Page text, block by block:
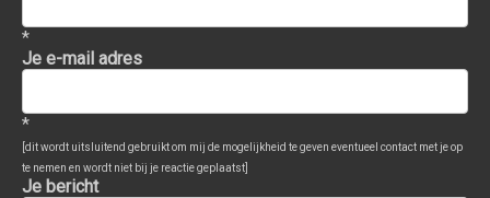
*
Je e-mail adres
*
[dit wordt uitsluitend gebruikt om mij de mogelijkheid te geven eventueel contact met je op
te nemen en wordt niet bij je reactie geplaatst]
Je bericht